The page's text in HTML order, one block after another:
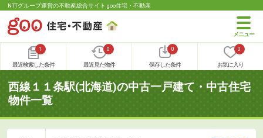
NTTグループ運営の不動産総合サイト goo住宅・不動産
1
最近検索した条件
0
最近見た物件
0
保存した条件
0
お気に入り
西線１１条駅(北海道)の中古一戸建て・中古住宅
物件一覧